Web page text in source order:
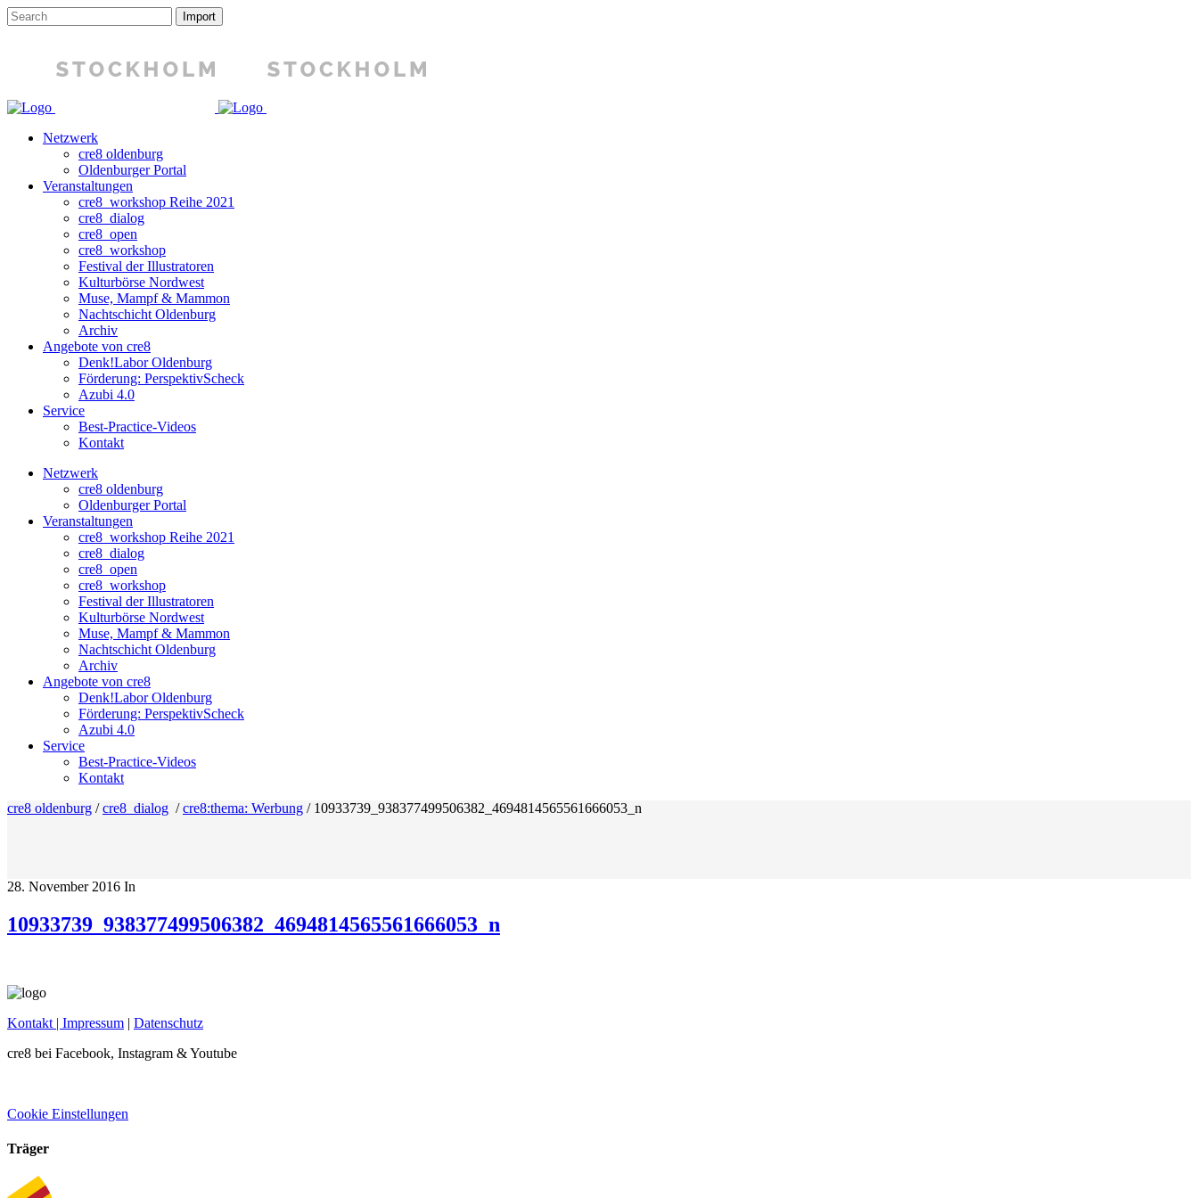
Netzwerk
cre8 oldenburg
Oldenburger Portal
Veranstaltungen
cre8_workshop Reihe 2021
cre8_dialog
cre8_open
cre8_workshop
Festival der Illustratoren
Kulturbörse Nordwest
Muse, Mampf & Mammon
Nachtschicht Oldenburg
Archiv
Angebote von cre8
Denk!Labor Oldenburg
Förderung: PerspektivScheck
Azubi 4.0
Service
Best-Practice-Videos
Kontakt
Netzwerk
cre8 oldenburg
Oldenburger Portal
Veranstaltungen
cre8_workshop Reihe 2021
cre8_dialog
cre8_open
cre8_workshop
Festival der Illustratoren
Kulturbörse Nordwest
Muse, Mampf & Mammon
Nachtschicht Oldenburg
Archiv
Angebote von cre8
Denk!Labor Oldenburg
Förderung: PerspektivScheck
Azubi 4.0
Service
Best-Practice-Videos
Kontakt
cre8 oldenburg /cre8_dialog /cre8:thema: Werbung / 10933739_938377499506382_4694814565561666053_n
28. November 2016 In
10933739_938377499506382_4694814565561666053_n
Kontakt | Impressum | Datenschutz
cre8 bei Facebook, Instagram & Youtube
Cookie Einstellungen
Träger